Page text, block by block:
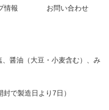
情報 お問い合わせ
醤油（大豆・小麦含む）、み
で製造日より7日）